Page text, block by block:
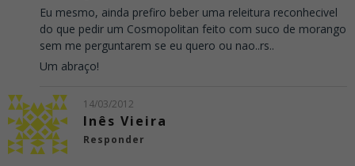
Eu mesmo, ainda prefiro beber uma releitura reconhecivel
do que pedir um Cosmopolitan feito com suco de morango
sem me perguntarem se eu quero ou nao..rs..
Um abraço!
14/03/2012
Inês Vieira
Responder